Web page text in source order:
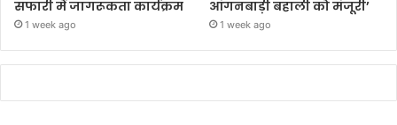
सफारी में जागरूकता कार्यक्रम
1 week ago
आंगनबाड़ी बहाली को मंजूरी’
1 week ago